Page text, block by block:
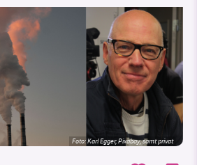
Foto:Karl Egger, Pixabay, samt privat